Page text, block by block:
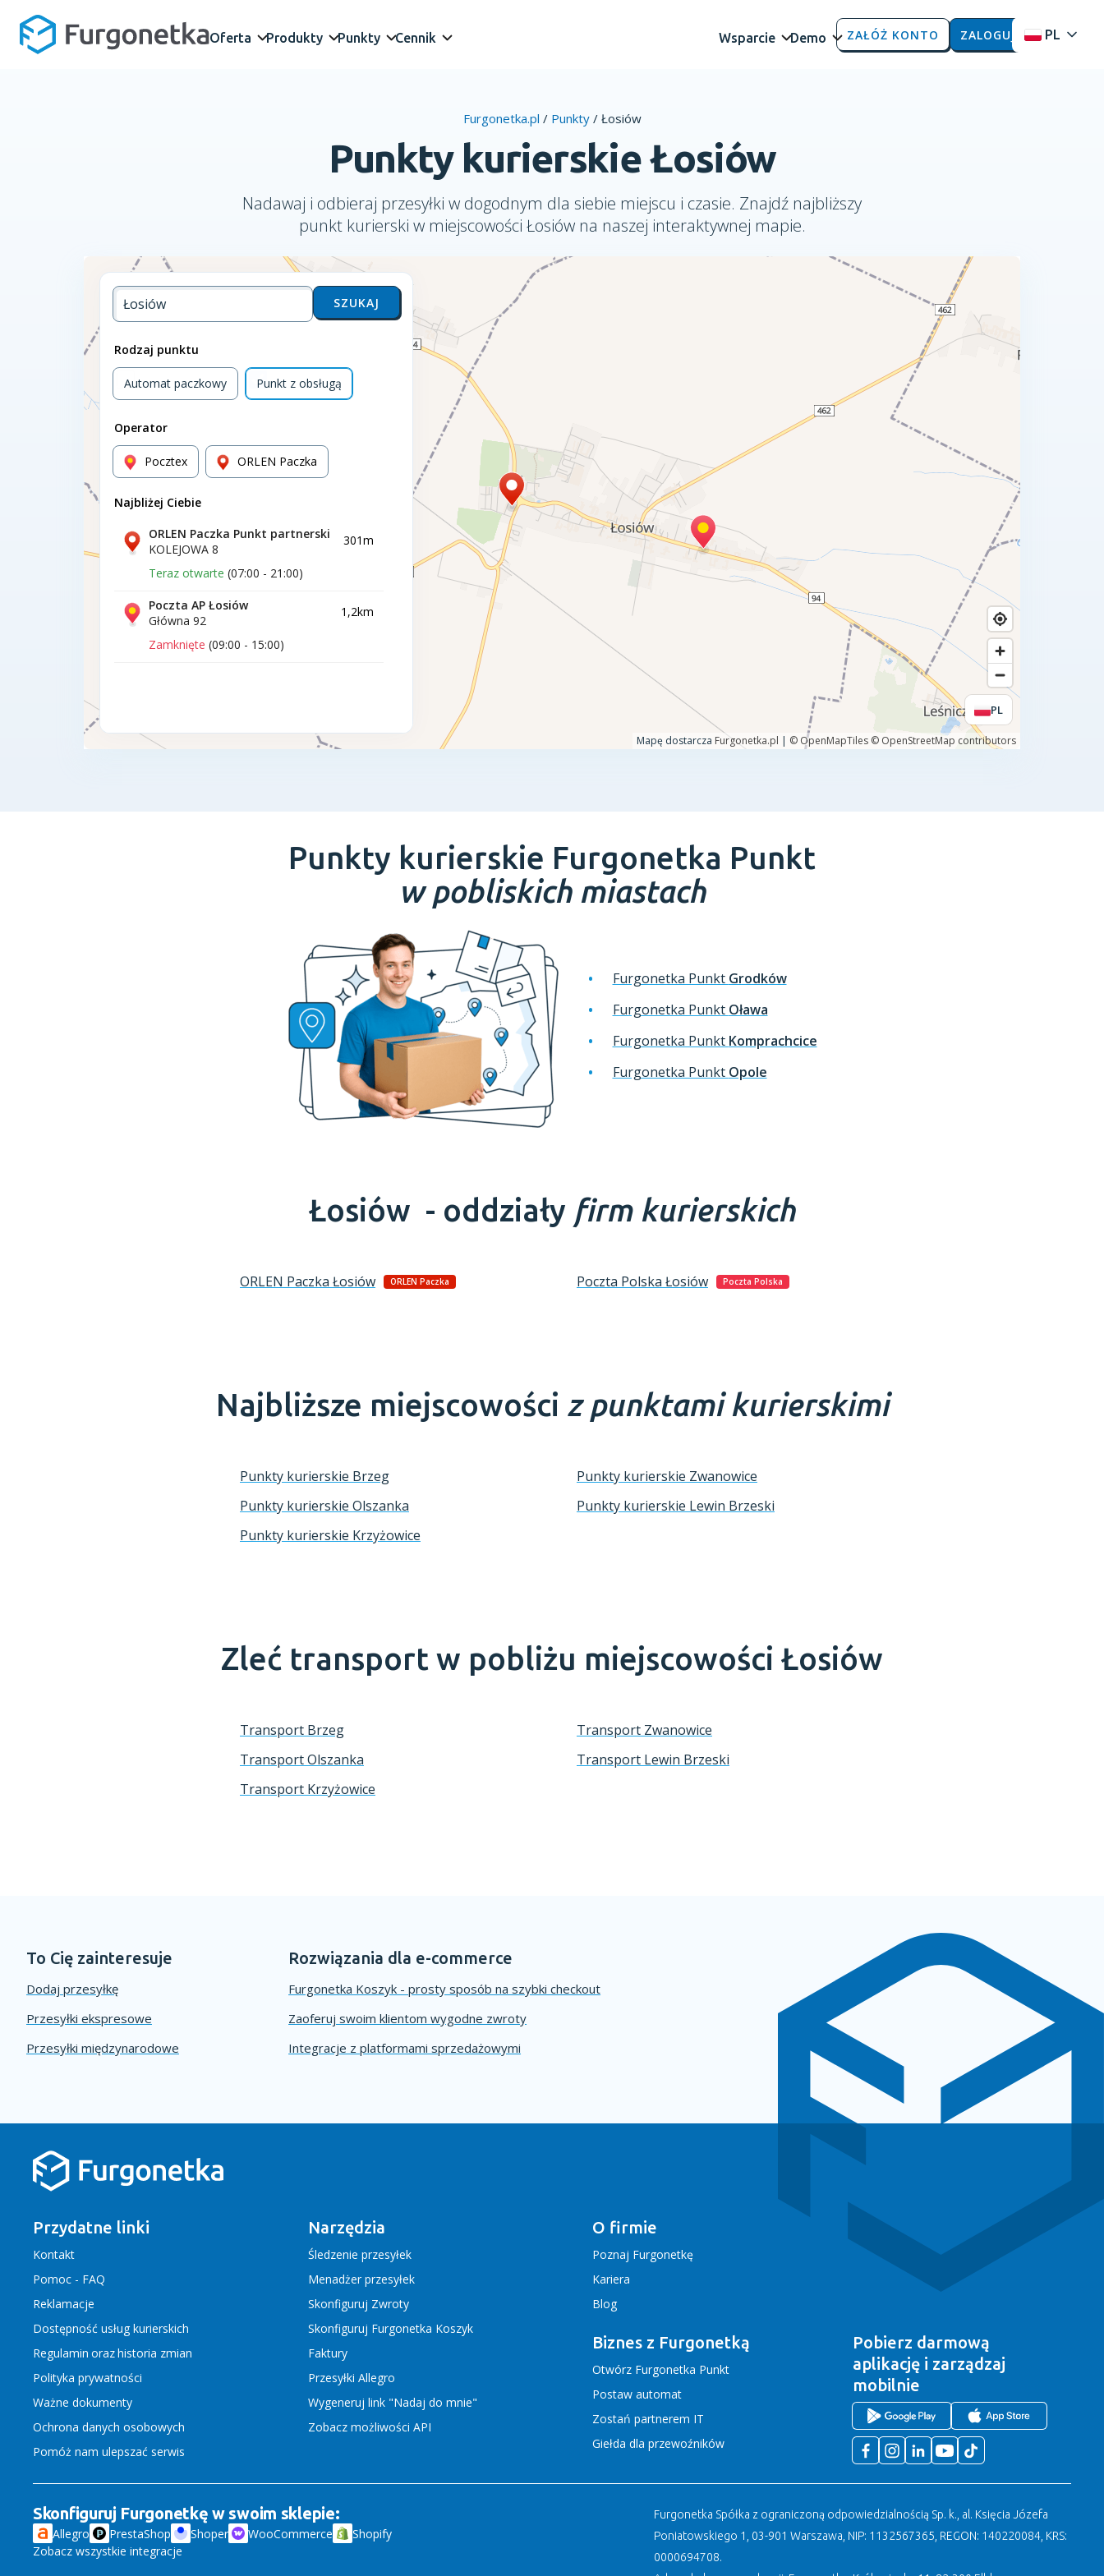
Oferta Produkty Punkty Cennik Wsparcie Demo ZAŁÓŻ KONTO ZALOGUJ PL
Furgonetka.pl / Punkty / Łosiów
Punkty kurierskie Łosiów
Nadawaj i odbieraj przesyłki w dogodnym dla siebie miejscu i czasie. Znajdź najbliższy
punkt kurierski w miejscowości Łosiów na naszej interaktywnej mapie.
Punkty kurierskie Furgonetka Punkt
w pobliskich miastach
Furgonetka Punkt Grodków
Furgonetka Punkt Oława
Furgonetka Punkt Komprachcice
Furgonetka Punkt Opole
Łosiów - oddziały firm kurierskich
ORLEN Paczka Łosiów ORLEN Paczka Poczta Polska Łosiów Poczta Polska
Najbliższe miejscowości z punktami kurierskimi
Punkty kurierskie Brzeg
Punkty kurierskie Zwanowice
Punkty kurierskie Olszanka
Punkty kurierskie Lewin Brzeski
Punkty kurierskie Krzyżowice
Zleć transport w pobliżu miejscowości Łosiów
Transport Brzeg
Transport Zwanowice
Transport Olszanka
Transport Lewin Brzeski
Transport Krzyżowice
To Cię zainteresuje
Dodaj przesyłkę
Przesyłki ekspresowe
Przesyłki międzynarodowe
Rozwiązania dla e-commerce
Furgonetka Koszyk - prosty sposób na szybki checkout
Zaoferuj swoim klientom wygodne zwroty
Integracje z platformami sprzedażowymi
Przydatne linki
Kontakt
Pomoc - FAQ
Reklamacje
Dostępność usług kurierskich
Regulamin orazhistoria zmian
Polityka prywatności
Ważne dokumenty
Ochrona danych osobowych
Pomóż nam ulepszać serwis
Narzędzia
Śledzenie przesyłek
Menadżer przesyłek
Skonfiguruj Zwroty
Skonfiguruj Furgonetka Koszyk
Faktury
Przesyłki Allegro
Wygeneruj link "Nadaj do mnie"
Zobacz możliwości API
O firmie
Poznaj Furgonetkę
Kariera
Blog
Biznes z Furgonetką
Otwórz Furgonetka Punkt
Postaw automat
Zostań partnerem IT
Giełda dla przewoźników
Pobierz darmową
aplikację i zarządzaj
mobilnie
Skonfiguruj Furgonetkę w swoim sklepie:
Allegro PrestaShop Shoper WooCommerce
Shopify
Zobacz wszystkie integracje
Furgonetka Spółka z ograniczoną odpowiedzialnością Sp. k., al. Księcia Józefa
Poniatowskiego 1, 03-901 Warszawa, NIP: 1132567365, REGON: 140220084, KRS:
0000694708.